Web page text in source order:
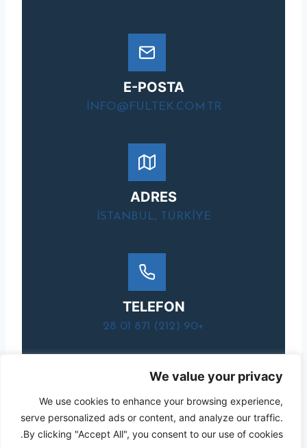
We value your privacy
We use cookies to enhance your browsing experience,
serve personalized ads or content, and analyze our traffic.
By clicking "Accept All", you consent to our use of cookies.
E-POSTA
INFO@FULTEK.COM.TR
ADRES
ISTANBUL, TÜRKIYE
TELEFON
+90 (212) 871 01 28